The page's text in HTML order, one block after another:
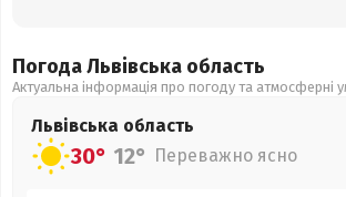
Погода Львівська область
Актуальна інформація про погоду та атмосферні
Львівська область
30° 12° Переважно ясно